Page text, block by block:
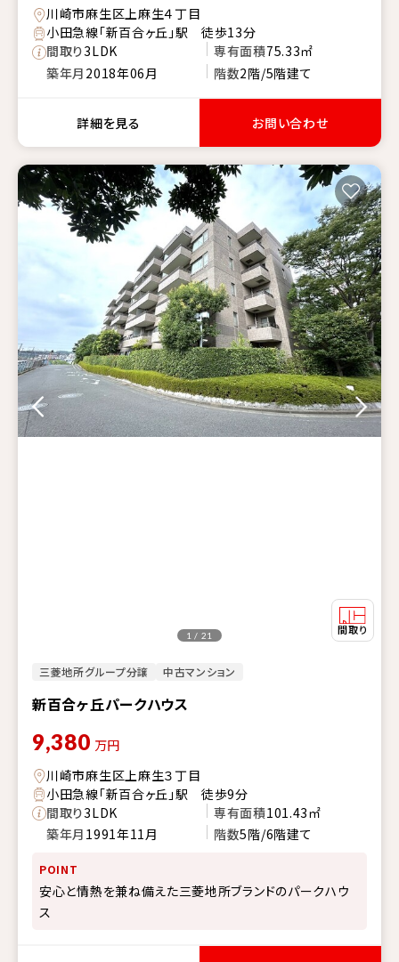
川崎市麻生区上麻生４丁目
小田急線「新百合ヶ丘」駅 徒歩13分
間取り3LDK 専有面積75.33㎡
築年月 2018年06月 階数2階/5階建て
詳細を見る お問い合わせ
三菱地所グループ分譲 中古マンション
新百合ヶ丘パークハウス
1 / 21
9,380 万円
川崎市麻生区上麻生３丁目
小田急線「新百合ヶ丘」駅 徒歩9分
間取り3LDK 専有面積101.43㎡
築年月 1991年11月 階数5階/6階建て
POINT
安心と情熱を兼ね備えた三菱地所ブランドのパークハウ
ス